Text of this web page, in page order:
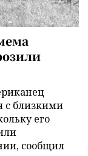
с близкими
его
сообщил